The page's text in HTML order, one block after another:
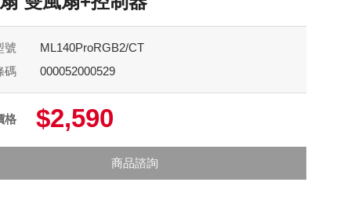
號
ML140ProRGB2/CT
碼
000052000529
格 $2,590
商品諮詢